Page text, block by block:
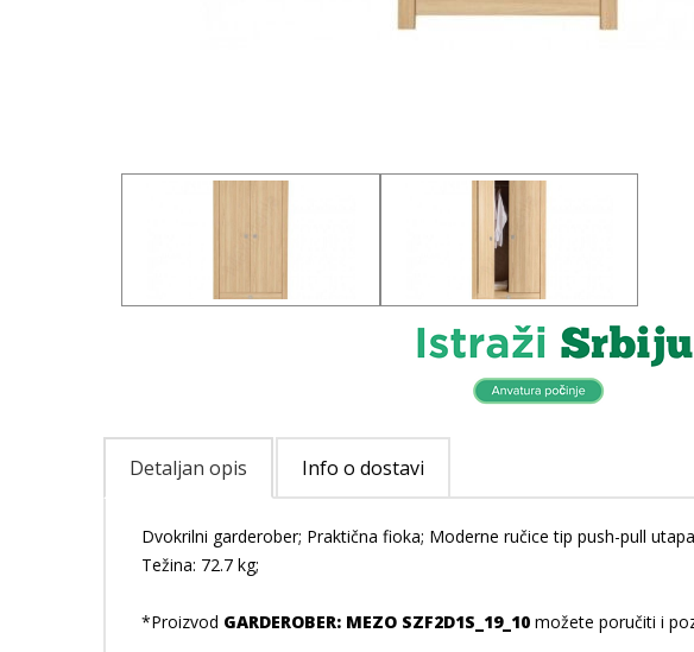
Detaljan opis Info o dostavi
Dvokrilni garderober; Praktična fioka; Moderne ručice tip push-pull
Težina: 72.7 kg;
*Proizvod GARDEROBER: MEZO SZF2D1S_19_10 možete poručiti i